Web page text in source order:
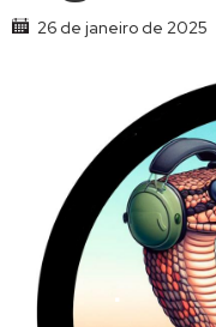
26 de janeiro de 2025